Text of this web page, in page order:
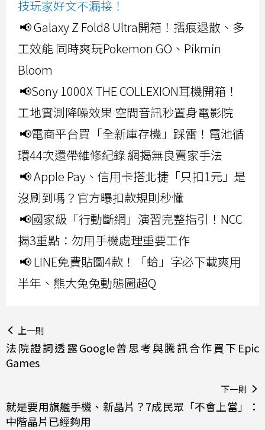
技玩家好文不漏接！
📢 Galaxy Z Fold8 Ultra開箱！摺痕退散、多
工效能 同時爽玩Pokemon GO、Pikmin
Bloom
📢Sony 1000X THE COLLEXION耳機開箱！
工地實測降噪效果 空間音訊秒置身電影院
📢電商平台買「全新庫存機」踩雷！電池循
環44次還帶維修紀錄 網揭無良賣家手法
📢 Apple Pay、信用卡搭北捷「只扣1元」是
沒刷到嗎？官方曝扣款規則秒懂
📢國家級「行動斷網」演習完整指引！NCC
揭3重點：勿用手機處理重要工作
📢 LINE免費貼圖4款！「蛤」字必下載爽用
半年、熊大兔兔動態圖超Q
上一則
法院證詞透露Google曾思考與騰訊合作買下Epic
Games
下一則
就是要用旗艦手機、新晶片？7成民眾「不會上當」：
中階晶片已經夠用